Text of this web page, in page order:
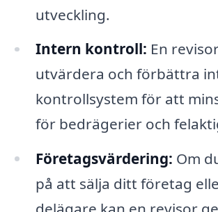
utveckling.
Intern kontroll: En
utvärdera och förbättra
kontrollsystem för att
för bedrägerier och
Företagsvärdering: Om
på att sälja ditt företag